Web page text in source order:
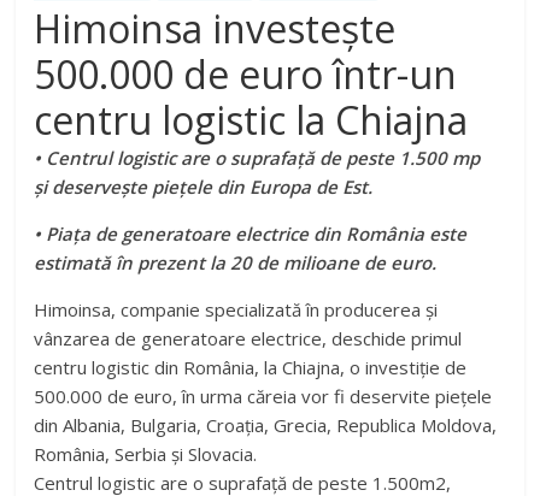
Himoinsa investește
500.000 de euro într-un
centru logistic la Chiajna
• Centrul logistic are o suprafață de peste 1.500 mp
șideservește piețele din Europa de Est.
• Piața de generatoare electrice din România este
estimată în prezent la 20 de milioane de euro.
Himoinsa, companie specializată în producerea și
vânzarea de generatoare electrice, deschide primul
centru logistic din România, la Chiajna, o investiție de
500.000 de euro, în urma căreia vor fi deservite piețele
din Albania, Bulgaria, Croația, Grecia, Republica Moldova,
România, Serbia și Slovacia.
Centrul logistic are o suprafață de peste 1.500m2,